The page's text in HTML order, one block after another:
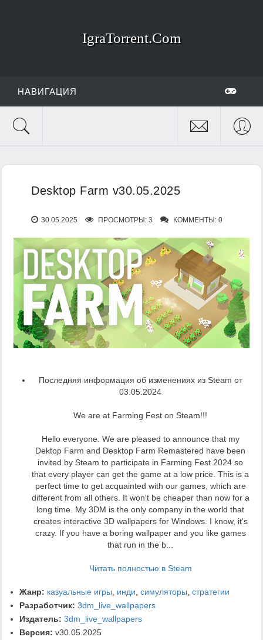
IgraTorrent.Com
НАВИГАЦИЯ
Desktop Farm v30.05.2025
30.05.2025 ПРОСМОТРЫ: 3 КОММЕНТЫ: 0
Последняя информация об изменениях из Steam от
03.05.2024
We are at Farming Fest on Steam!!!
Hello everyone. We are pleased to announce that my
Dektop Farm and Desktop Farm Remastered have been
invited by Steam to participate in Farming Fest 2024 so
that every player can get the game at a low price. This is a
perfect time to get acquainted with our games, which are
different from all others. It won't be cheaper than now for a
long time. My 3DM is the only company in the world that
creates interactive 3D wallpapers for Windows. I know, it's
crazy. If you have a boring wallpaper and you like games
that run in the b...
Читать полностью в Steam
Жанр: казуальные игры инди симуляторы стратегии
Разработчик: 3dm_live_wallpapers
Издатель: 3dm_live_wallpapers
Версия: v30.05.2025